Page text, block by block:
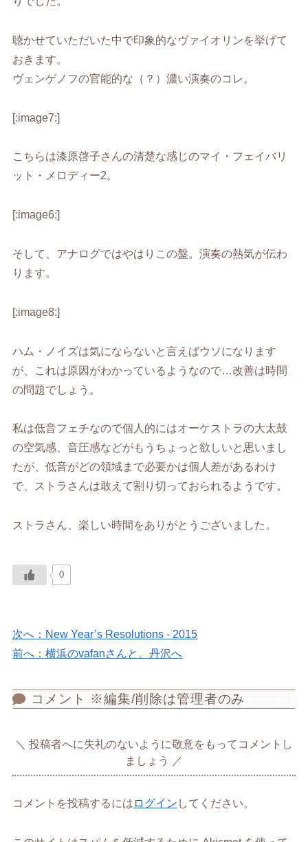
聴かせていただいた中で印象的なヴァイオリンを挙げて
おきます。
ヴェンゲノフの官能的な（？）濃い演奏のコレ。
[:image7:]
こちらは漆原啓子さんの清楚な感じのマイ・フェイバリ
ット・メロディー2。
[:image6:]
そして、アナログではやはりこの盤。演奏の熱気が伝わ
ります。
[:image8:]
ハム・ノイズは気にならないと言えばウソになります
が、これは原因がわかっているようなので…改善は時間
の問題でしょう。
私は低音フェチなので個人的にはオーケストラの大太鼓
の空気感、音圧感などがもうちょっと欲しいと思いまし
たが、低音がどの領域まで必要かは個人差があるわけ
で、ストラさんは敢えて割り切っておられるようです。
ストラさん、楽しい時間をありがとうございました。
0
次へ：New Year’s Resolutions - 2015
前へ：横浜のvafanさんと、丹沢へ
コメント ※編集/削除は管理者のみ
投稿者へに失礼のないように敬意をもってコメントし
ましょう
コメントを投稿するには ログイン してください。